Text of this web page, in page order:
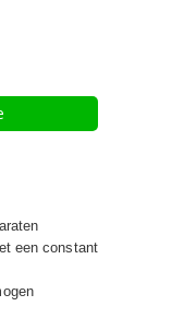
een constant